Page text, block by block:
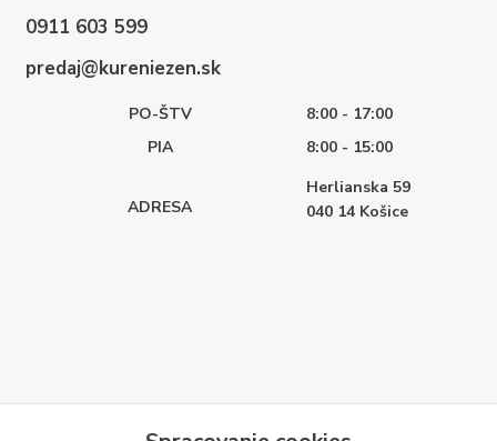
0911 603 599
predaj@kureniezen.sk
PO-ŠTV
8:00 - 17:00
PIA
8:00 - 15:00
ADRESA
Herlianska 59
040 14 Košice